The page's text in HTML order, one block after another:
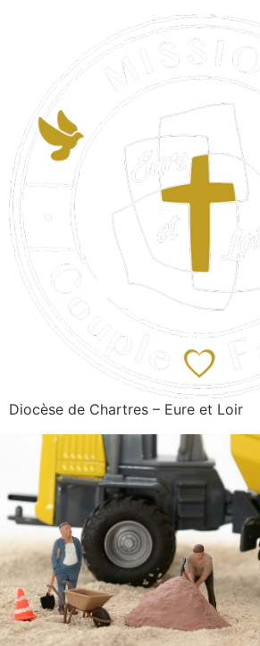
Diocèse de Chartres – Eure et Loir